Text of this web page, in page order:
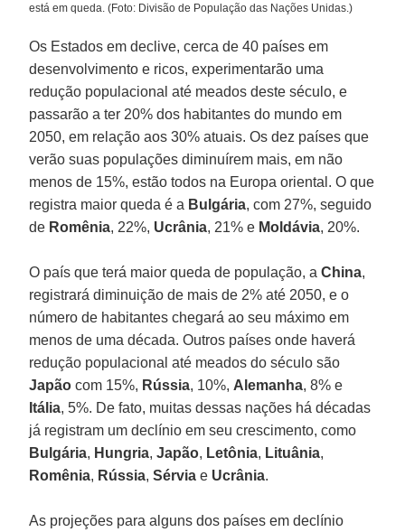
está em queda. (Foto: Divisão de População das Nações Unidas.)
Os Estados em declive, cerca de 40 países em
desenvolvimento e ricos, experimentarão uma
redução populacional até meados deste século, e
passarão a ter 20% dos habitantes do mundo em
2050, em relação aos 30% atuais. Os dez países que
verão suas populações diminuírem mais, em não
menos de 15%, estão todos na Europa oriental. O que
registra maior queda é a Bulgária, com 27%, seguido
de Romênia, 22%, Ucrânia, 21% e Moldávia, 20%.
O país que terá maior queda de população, aChina,
registrará diminuição de mais de 2% até 2050, e o
número de habitantes chegará ao seu máximo em
menos de uma década. Outros países onde haverá
redução populacional até meados do século são
Japão com 15%, Rússia, 10%, Alemanha, 8% e
Itália, 5%. De fato, muitas dessas nações há décadas
já registram um declínio em seu crescimento, como
Bulgária, Hungria,Japão, Letônia, Lituânia,
Romênia, Rússia,Sérvia e Ucrânia.
As projeções para alguns dos países em declínio